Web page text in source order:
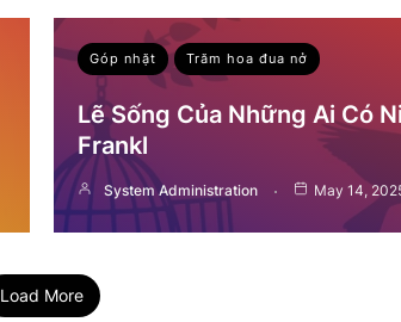
Góp nhặt Trăm hoa đua nở
Lẽ Sống Của Những Ai Có
Frankl
System Administration May 14,
Load More